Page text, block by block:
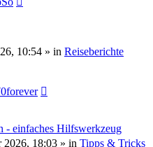
10:54 » in Reiseberichte
- einfaches Hilfswerkzeug
2026, 18:03 » in Tipps & Tricks